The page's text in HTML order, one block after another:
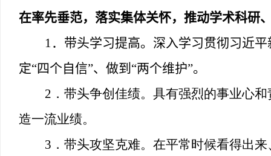
在率先垂范，落实集体关怀，推动学术科研
1．带头学习提高。深入学习贯彻习近
定“四个自信”、做到 “两个维护”。
2 ．带头争创佳绩。具有强烈的事业心
造一流业绩。
3 ．带头攻坚克难。在平常时候看得出